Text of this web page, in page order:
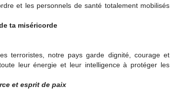
et les personnels de santé totalement mobilisés
ta miséricorde
terroristes, notre pays garde dignité, courage et
leur énergie et leur intelligence à protéger les
et esprit de paix